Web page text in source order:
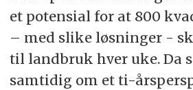
Ytterligere aktører
Ukrainas State Emergency
Jordbruksland foreløpig
minerydding: 4700
et potensial for at 800
– med slike løsninger -
til landbruk hver uke. Da
samtidig om et ti-